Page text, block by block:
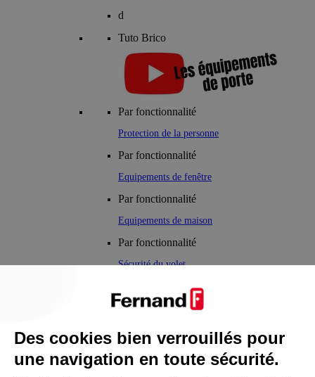
d
Tuto Brico
Par fonctionnalité
Protection de la personne
Par fonctionnalité
Equipements de fenêtre
Par fonctionnalité
Equipements de maison
Par fonctionnalité
Sécurité du volet
Par fonctionnalité
Cendrier
Par fonctionnalité
Equipements de porte
Des cookies bien verrouillés pour
une navigation en toute sécurité.